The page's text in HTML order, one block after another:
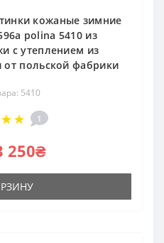
кожаные зимние
polina 5410 из
с утеплением из
от польской фабрики
5410
1
250₴